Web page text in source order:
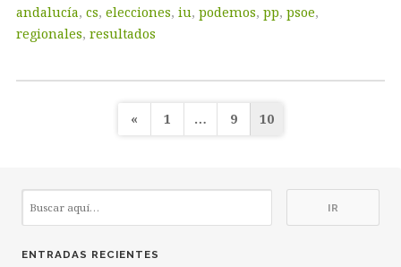
andalucía, cs, elecciones, iu, podemos, pp, psoe,
regionales, resultados
Paginación
« 1 … 9 10
ENTRADAS RECIENTES